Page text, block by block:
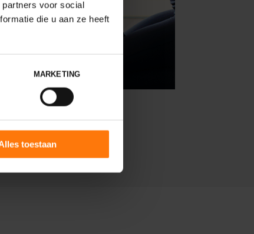
voor social
die u aan ze heeft
MARKETING
toestaan